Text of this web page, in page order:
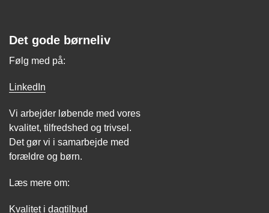
Det gode børneliv
Følg med på:
LinkedIn
Vi arbejder løbende med vores
kvalitet, tilfredshed og trivsel.
Det gør vi i samarbejde med
forældre og børn.
Læs mere om:
Kvalitet i dagtilbud